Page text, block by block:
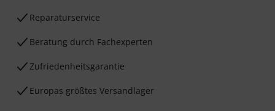
Reparaturservice
Beratung durch Fachexperten
Zufriedenheitsgarantie
Europas größtes Versandlager